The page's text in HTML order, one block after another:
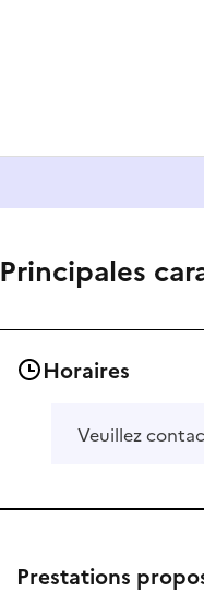
Principales
Horaires
Veuillez
Prestations